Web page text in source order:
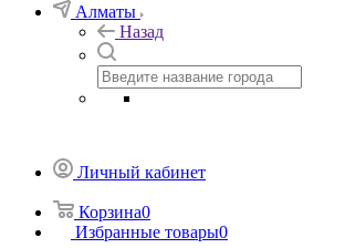
Алматы
Назад
Личный кабинет
Корзина0
Избранные товары0